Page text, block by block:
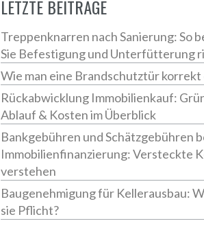
LETZTE BEITRÄGE
Treppenknarren nach Sanierung: So
Sie Befestigung und Unterfütterung
Wie man eine Brandschutztür
Rückabwicklung Immobilienkauf:
Ablauf & Kosten im Überblick
Bankgebühren und Schätzgebühren
Immobilienfinanzierung: Versteckte
verstehen
Baugenehmigung für Kellerausbau:
sie Pflicht?